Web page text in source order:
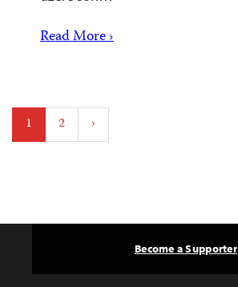
Read More ›
Posts
pagination
1 2 ›
Become a Supporter